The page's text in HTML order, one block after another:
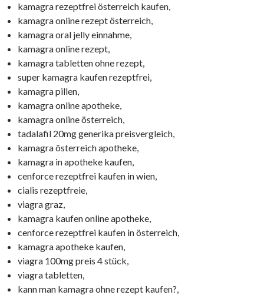
kamagra rezeptfrei österreich kaufen,
kamagra online rezept österreich,
kamagra oral jelly einnahme,
kamagra online rezept,
kamagra tabletten ohne rezept,
super kamagra kaufen rezeptfrei,
kamagra pillen,
kamagra online apotheke,
kamagra online österreich,
tadalafil 20mg generika preisvergleich,
kamagra österreich apotheke,
kamagra in apotheke kaufen,
cenforce rezeptfrei kaufen in wien,
cialis rezeptfreie,
viagra graz,
kamagra kaufen online apotheke,
cenforce rezeptfrei kaufen in österreich,
kamagra apotheke kaufen,
viagra 100mg preis 4 stück,
viagra tabletten,
kann man kamagra ohne rezept kaufen?,